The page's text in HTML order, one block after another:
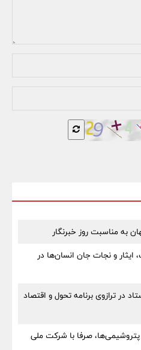
به مناسبت روز خبرنگار
و نجات جان انسان‌ها در
در ترازوی برنامه تحول و اقتصاد
صرفا با شرکت ملی